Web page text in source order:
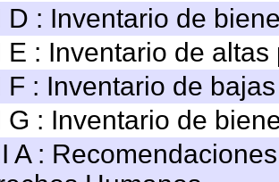
D : Inventario de
E : Inventario de
F : Inventario de
G : Inventario de
A :